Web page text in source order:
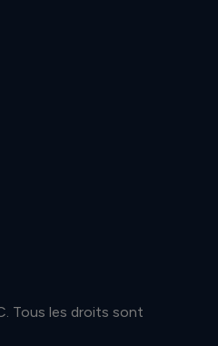
Tous les droits sont